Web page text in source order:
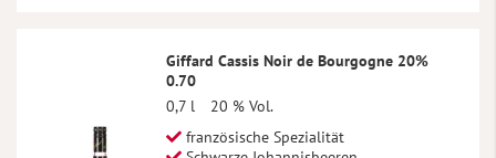
Giffard Cassis Noir de Bourgogne 20%
0.70
0,7 l
20 % Vol.
französische Spezialität